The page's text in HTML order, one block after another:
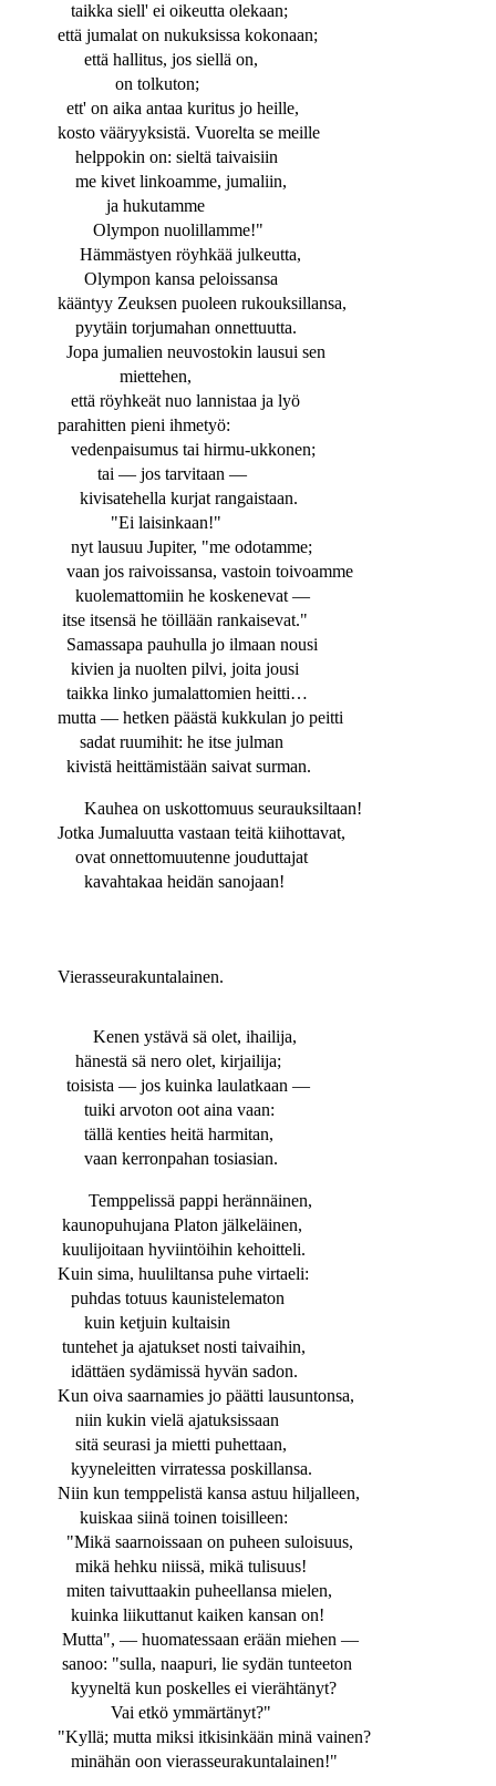
taikka siell' ei oikeutta olekaan;
että jumalat on nukuksissa kokonaan;
että hallitus, jos siellä on,
on tolkuton;
ett' on aika antaa kuritus jo heille,
kosto vääryyksistä. Vuorelta se meille
helppokin on: sieltä taivaisiin
me kivet linkoamme, jumaliin,
ja hukutamme
Olympon nuolillamme!"
Hämmästyen röyhkää julkeutta,
Olympon kansa peloissansa
kääntyy Zeuksen puoleen rukouksillansa,
pyytäin torjumahan onnettuutta.
Jopa jumalien neuvostokin lausui sen
miettehen,
että röyhkeät nuo lannistaa ja lyö
parahitten pieni ihmetyö:
vedenpaisumus tai hirmu-ukkonen;
tai — jos tarvitaan —
kivisatehella kurjat rangaistaan.
"Ei laisinkaan!"
nyt lausuu Jupiter, "me odotamme;
vaan jos raivoissansa, vastoin toivoamme
kuolemattomiin he koskenevat —
itse itsensä he töillään rankaisevat."
Samassapa pauhulla jo ilmaan nousi
kivien ja nuolten pilvi, joita jousi
taikka linko jumalattomien heitti…
mutta — hetken päästä kukkulan jo peitti
sadat ruumihit: he itse julman
kivistä heittämistään saivat surman.
Kauhea on uskottomuus seurauksiltaan!
Jotka Jumaluutta vastaan teitä kiihottavat,
ovat onnettomuutenne jouduttajat
kavahtakaa heidän sanojaan!
Vierasseurakuntalainen.
Kenen ystävä sä olet, ihailija,
hänestä sä nero olet, kirjailija;
toisista — jos kuinka laulatkaan —
tuiki arvoton oot aina vaan:
tällä kenties heitä harmitan,
vaan kerronpahan tosiasian.
Temppelissä pappi herännäinen,
kaunopuhujana Platon jälkeläinen,
kuulijoitaan hyviintöihin kehoitteli.
Kuin sima, huuliltansa puhe virtaeli:
puhdas totuus kaunistelematon
kuin ketjuin kultaisin
tuntehet ja ajatukset nosti taivaihin,
idättäen sydämissä hyvän sadon.
Kun oiva saarnamies jo päätti lausuntonsa,
niin kukin vielä ajatuksissaan
sitä seurasi ja mietti puhettaan,
kyyneleitten virratessa poskillansa.
Niin kun temppelistä kansa astuu hiljalleen,
kuiskaa siinä toinen toisilleen:
"Mikä saarnoissaan on puheen suloisuus,
mikä hehku niissä, mikä tulisuus!
miten taivuttaakin puheellansa mielen,
kuinka liikuttanut kaiken kansan on!
Mutta", — huomatessaan erään miehen —
sanoo: "sulla, naapuri, lie sydän tunteeton
kyyneltä kun poskelles ei vierähtänyt?
Vai etkö ymmärtänyt?"
"Kyllä; mutta miksi itkisinkään minä vainen?
minähän oon vierasseurakuntalainen!"